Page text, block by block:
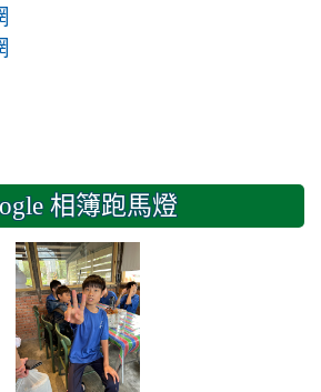
相簿跑馬燈
2024-11-14 六年級三和木藝工作